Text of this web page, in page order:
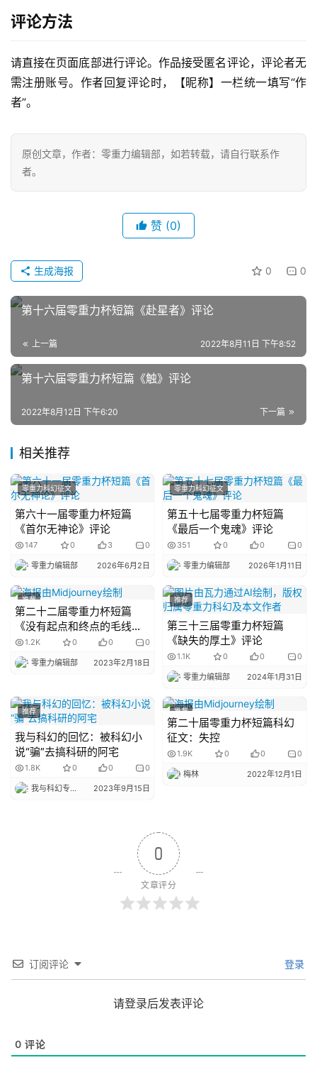
科
征
文
投
章
主
科
幻
小
库
注册
评论方法
请直接在页面底部进行评论。作品接受匿名评论，评论者无
需注册账号。作者回复评论时，【昵称】一栏统一填写“作
者”。
原创文章，作者：零重力编辑部，如若转载，请自行联系作
者。
赞 (0)
0 0
生成海报
第十六届零重力杯短篇《赴星者》评论
上一篇 2022年8月11日 下午8:52
第十六届零重力杯短篇《触》评论
下一篇
2022年8月12日 下午6:20
相关推荐
零重力科幻征文
第六十一届零重力杯短篇
《首尔无神论》评论
147 0 3 0
零重力编辑部 2026年6月2日
零重力科幻征文
第五十七届零重力杯短篇
《最后一个鬼魂》评论
351 0 0 0
零重力编辑部 2026年1月11日
推荐
第二十二届零重力杯短篇
《没有起点和终点的毛线
团》评论
1.2K 0 0 0
零重力编辑部 2023年2月18日
推荐
第三十三届零重力杯短篇
《缺失的厚土》评论
1.1K 0 0 0
零重力编辑部 2024年1月31日
推荐
我与科幻的回忆：被科幻小
说“骗”去搞科研的阿宅
1.8K 0 0 0
我与科幻专栏小编 2023年9月15日
推荐
第二十届零重力杯短篇科幻
征文：失控
1.9K 0 0 0
梅林 2022年12月1日
0
文章评分
订阅评论 登录
请登录后发表评论
0 评论